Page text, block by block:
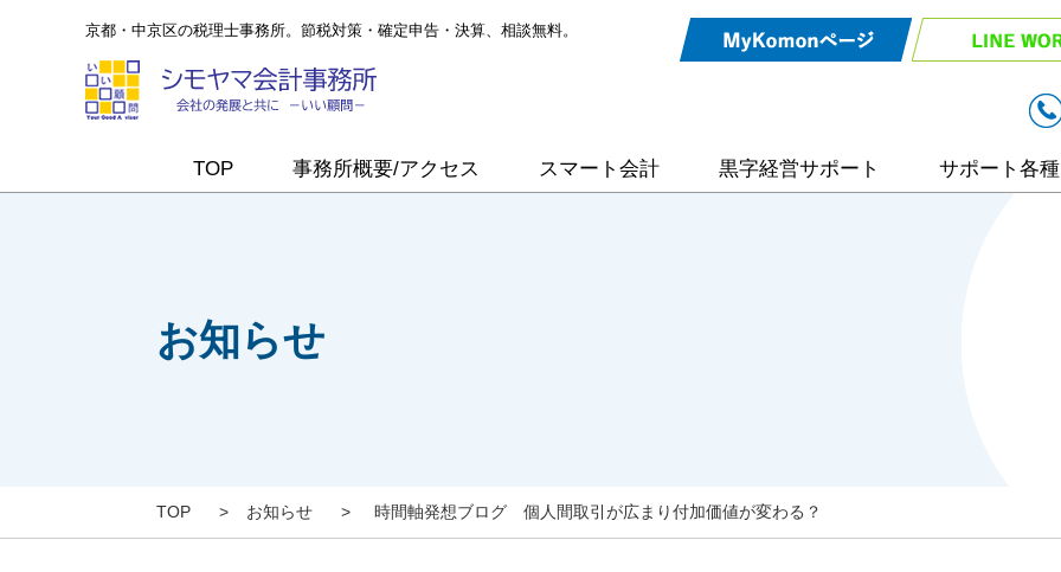
京都・中京区の税理士事務所。節税対策・確定申告・決算、相談無料。
TOP 事務所概要/アクセス スマート会計 黒字経営サポート サポート各種
お知らせ
TOP > お知らせ > 時間軸発想ブログ 個人間取引が広まり付加価値が変わる？